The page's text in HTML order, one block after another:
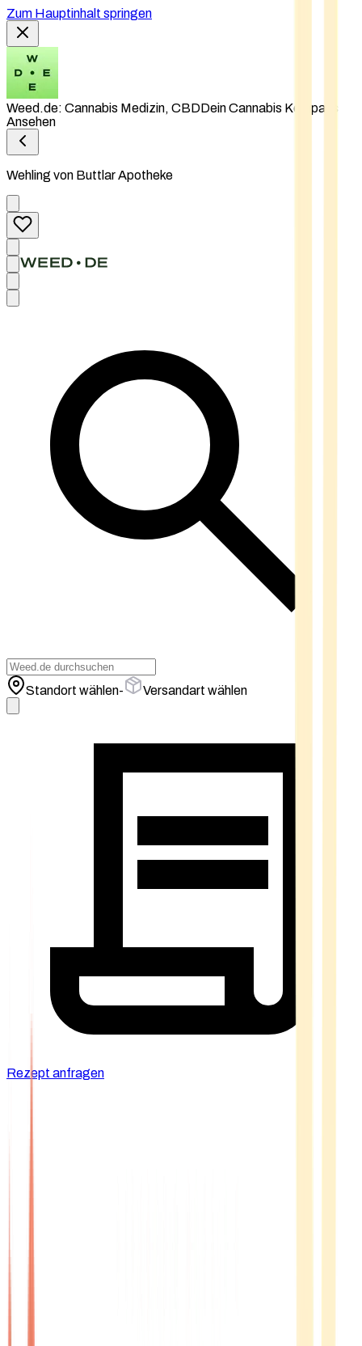
Zum Hauptinhalt springen
Weed.de: Cannabis Medizin, CBDDein Cannabis Kompass
Ansehen
Wehling von Buttlar Apotheke
Standort wählen- Versandart wählen
Rezept anfragen